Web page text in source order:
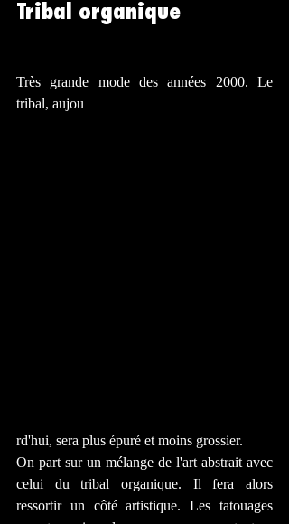
Tribal organique
Très grande mode des années 2000. Le
tribal, aujou
rd'hui, sera plus épuré et moins grossier.
On part sur un mélange de l'art abstrait avec
celui du tribal organique. Il fera alors
ressortir un côté artistique. Les tatouages